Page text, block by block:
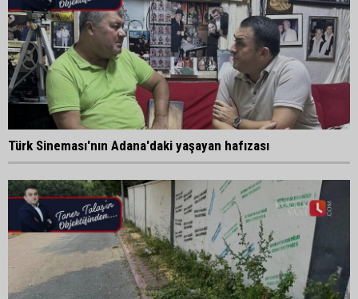
Türk Sineması'nın Adana'daki yaşayan hafızası